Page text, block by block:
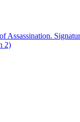
Assassination.
2)